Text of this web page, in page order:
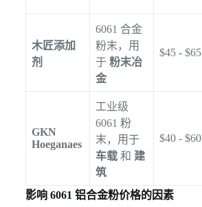
木匠添加
剂
6061 合金
粉末，用
于 粉末冶
金
$45 - $65
GKN
Hoeganaes
工业级
6061 粉
末，用于
车载和 建
筑
$40 - $60
影响 6061 铝合金粉价格的因素